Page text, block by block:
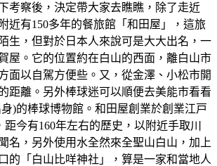
考察後，決定帶大家去瞧瞧，除了走近
近有150多年的餐旅館「和田屋」，這旅
生，但對於日本人來說可是大大出名，一
屋。它的位置約在白山的西面，離白山市
面以自駕方便些。又，從金澤、小松市開
距離。另外棒球迷可以順便去美能市看看
)的棒球博物館。和田屋創業於創業江戸
距今有160年左右的歷史，以附近手取川
名，另外使用水全然來全聖山白山，加上
的「白山比咩神社」，算是一家和當地人